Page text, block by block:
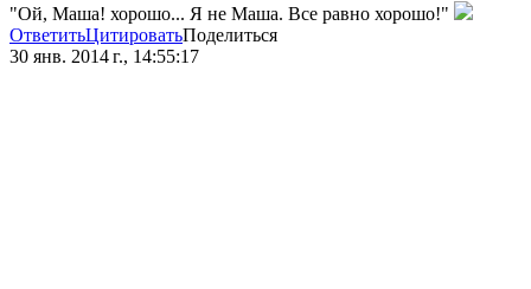
"Ой, Маша! хорошо... Я не Маша. Все равно хорошо!"
ОтветитьЦитироватьПоделиться
30 янв. 2014 г., 14:55:17